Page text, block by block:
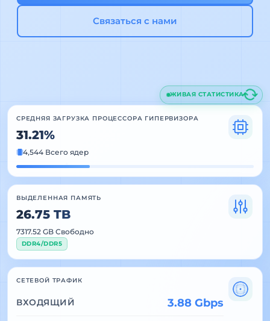
Связаться с нами
ЖИВАЯ СТАТИСТИКА
СРЕДНЯЯ ЗАГРУЗКА ПРОЦЕССОРА ГИПЕРВИЗОРА
31.21%
4,544 Всего ядер
ВЫДЕЛЕННАЯ ПАМЯТЬ
26.75 TB
7317.52 GB Свободно
DDR4/DDR5
СЕТЕВОЙ ТРАФИК
ВХОДЯЩИЙ 3.88 Gbps